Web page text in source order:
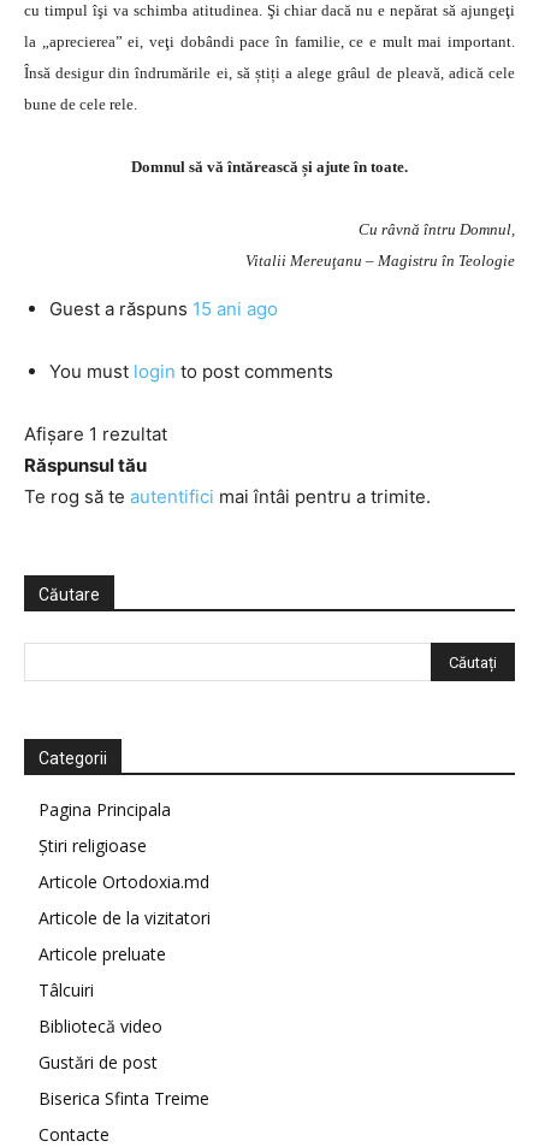
cu timpul îşi va schimba atitudinea. Şi chiar dacă nu e nepărat să ajungeţi
la „aprecierea” ei, veţi dobândi pace în familie, ce e mult mai important.
Însă desigur din îndrumările ei, să știți a alege grâul de pleavă, adică cele
bune de cele rele.
Domnul să vă întărească și ajute în toate.
Cu râvnă întru Domnul,
Vitalii Mereuţanu – Magistru în Teologie
Guest a răspuns 15 ani ago
You must login to post comments
Afișare 1 rezultat
Răspunsul tău
Te rog să te autentifici mai întâi pentru a trimite.
Căutare
Categorii
Pagina Principala
Știri religioase
Articole Ortodoxia.md
Articole de la vizitatori
Articole preluate
Tâlcuiri
Bibliotecă video
Gustări de post
Biserica Sfinta Treime
Contacte